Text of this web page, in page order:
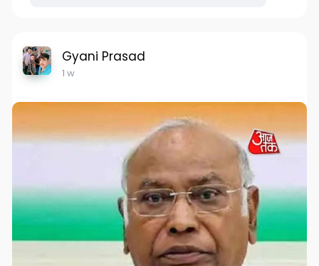
Gyani Prasad
1 w